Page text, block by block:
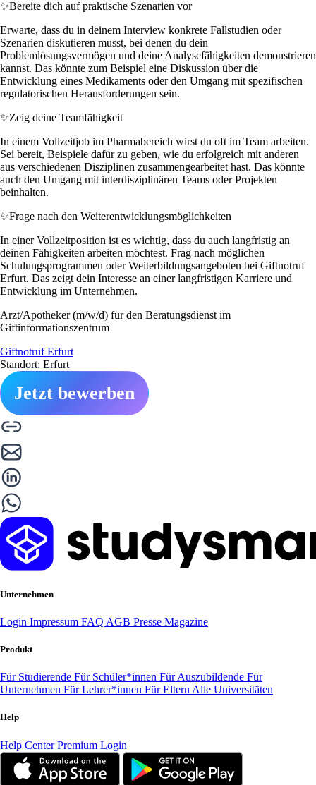
✨Bereite dich auf praktische Szenarien vor
Erwarte, dass du in deinem Interview konkrete Fallstudien oder
Szenarien diskutieren musst, bei denen du dein
Problemlösungsvermögen und deine Analysefähigkeiten demonstrieren
kannst. Das könnte zum Beispiel eine Diskussion über die
Entwicklung eines Medikaments oder den Umgang mit spezifischen
regulatorischen Herausforderungen sein.
✨Zeig deine Teamfähigkeit
In einem Vollzeitjob im Pharmabereich wirst du oft im Team arbeiten.
Sei bereit, Beispiele dafür zu geben, wie du erfolgreich mit anderen
aus verschiedenen Disziplinen zusammengearbeitet hast. Das könnte
auch den Umgang mit interdisziplinären Teams oder Projekten
beinhalten.
✨Frage nach den Weiterentwicklungsmöglichkeiten
In einer Vollzeitposition ist es wichtig, dass du auch langfristig an
deinen Fähigkeiten arbeiten möchtest. Frag nach möglichen
Schulungsprogrammen oder Weiterbildungsangeboten bei Giftnotruf
Erfurt. Das zeigt dein Interesse an einer langfristigen Karriere und
Entwicklung im Unternehmen.
Arzt/Apotheker (m/w/d) für den Beratungsdienst im
Giftinformationszentrum
Giftnotruf Erfurt
Standort: Erfurt
Jetzt bewerben
Unternehmen
Login Impressum FAQ AGB Presse Magazine
Produkt
Für Studierende Für Schüler*innen Für Auszubildende Für
Unternehmen Für Lehrer*innen Für Eltern Alle Universitäten
Help
Help CenterPremium Login